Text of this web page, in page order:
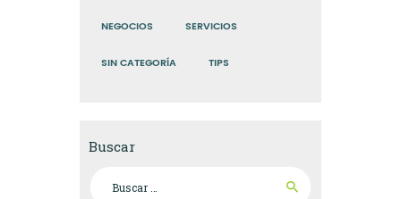
NEGOCIOS SERVICIOS
SIN CATEGORÍA TIPS
Buscar